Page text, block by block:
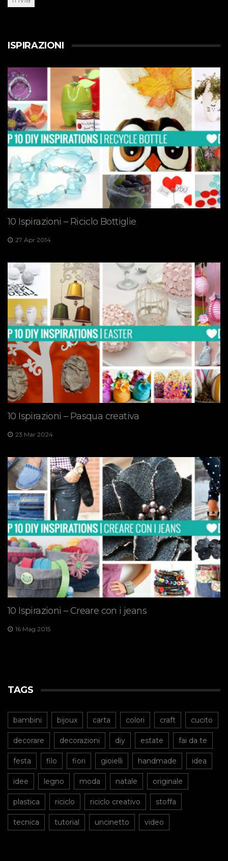
ISPIRAZIONI
10 Ispirazioni – Riciclo Bottiglie
27 Apr 2014
10 Ispirazioni – Pasqua creativa
23 Mar 2024
10 Ispirazioni – Creare con i jeans
16 Mag 2015
TAGS
bambini bijoux carta colori craft cucito
decorare decorazioni diy estate fai da te
festa filo fiori gioielli handmade idea
idee legno moda natale originale
plastica riciclo riciclo creativo stoffa
tecnica tutorial uncinetto video